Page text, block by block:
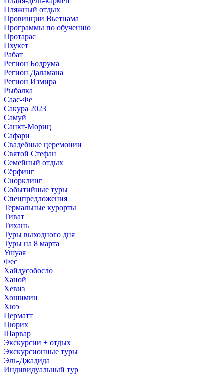
Пляжный отдых
Провинции Вьетнама
Программы по обучению
Протарас
Пхукет
Рабат
Регион Бодрума
Регион Даламана
Регион Измира
Рыбалка
Саас-Фе
Сакура 2023
Самуй
Санкт-Мориц
Сафари
Свадебные церемонии
Святой Стефан
Семейный отдых
Сёрфинг
Снорклинг
Событийные туры
Спецпредложения
Термальные курорты
Тиват
Тихань
Туры выходного дня
Туры на 8 марта
Ушуая
Фес
Хайдусобосло
Ханой
Хевиз
Хошимин
Хюэ
Церматт
Цюрих
Шарвар
Экскурсии + отдых
Экскурсионные туры
Эль-Джадида
Индивидуальный тур